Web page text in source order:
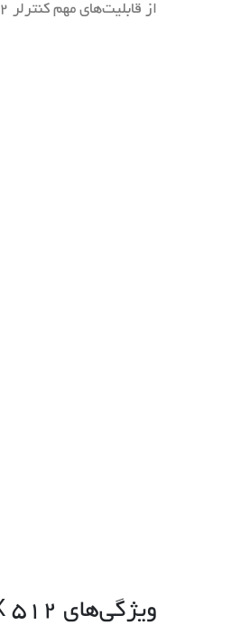
از قابلیت‌های مهم کنترلر DMX512 می‌توان به امکان اتصال با رابط USB به کامپیوتر، کاربری آسان و قیمت مناسب اشاره کرد.
ویژگی‌های DMX ۵۱۲